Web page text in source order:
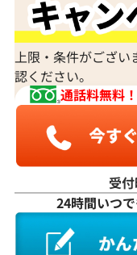
上限・条件がござ
認ください。
通話料無料！
受
24時間いつ